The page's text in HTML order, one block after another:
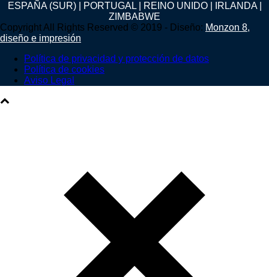
ESPAÑA (SUR) | PORTUGAL | REINO UNIDO | IRLANDA |
ZIMBABWE
Copyright All Rights Reserved © 2019 - Diseño: Monzon 8,
diseño e impresión
Política de privacidad y protección de datos
Política de cookies
Aviso Legal